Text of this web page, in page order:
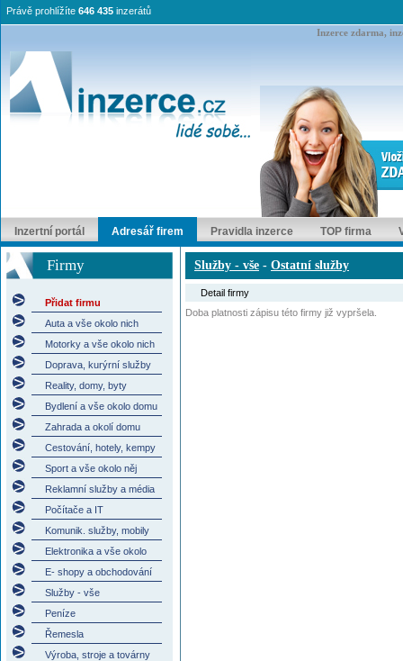
Inzerce zdarma,
Právě prohlížíte 646 435 inzerátů
Inzertní portál Adresář firem Pravidla inzerce TOP firma
Firmy
Přidat firmu
Auta a vše okolo nich
Motorky a vše okolo nich
Doprava, kurýrní služby
Reality, domy, byty
Bydlení a vše okolo domu
Zahrada a okolí domu
Cestování, hotely, kempy
Sport a vše okolo něj
Reklamní služby a média
Počítače a IT
Komunik. služby, mobily
Elektronika a vše okolo
E- shopy a obchodování
Služby - vše
Peníze
Řemesla
Výroba, stroje a továrny
Služby - vše - Ostatní služby
Detail firmy
Doba platnosti zápisu této firmy již vypršela.